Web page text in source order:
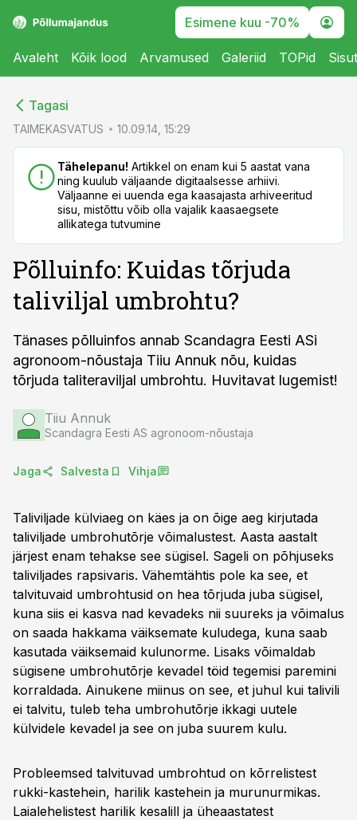
Esimene kuu -70%
Avaleht Kõik lood Arvamused Galeriid TOPid
Tagasi
TAIMEKASVATUS 10.09.14, 15:29
Tähelepanu! Artikkel on enam kui 5 aastat vana
ning kuulub väljaande digitaalsesse arhiivi.
Väljaanne ei uuenda ega kaasajasta arhiveeritud
sisu, mistõttu võib olla vajalik kaasaegsete
allikatega tutvumine
Põlluinfo: Kuidas tõrjuda
taliviljal umbrohtu?
Tänases põlluinfos annab Scandagra Eesti ASi
agronoom-nõustaja Tiiu Annuk nõu, kuidas
tõrjuda taliteraviljal umbrohtu. Huvitavat lugemist!
Tiiu Annuk
Scandagra Eesti AS agronoom-nõustaja
Jaga Salvesta Vihja
Taliviljade külviaeg on käes ja on õige aeg kirjutada
taliviljade umbrohutõrje võimalustest. Aasta aastalt
järjest enam tehakse see sügisel. Sageli on põhjuseks
taliviljades rapsivaris. Vähemtähtis pole ka see, et
talvituvaid umbrohtusid on hea tõrjuda juba sügisel,
kuna siis ei kasva nad kevadeks nii suureks ja võimalus
on saada hakkama väiksemate kuludega, kuna saab
kasutada väiksemaid kulunorme. Lisaks võimaldab
sügisene umbrohutõrje kevadel töid tegemisi paremini
korraldada. Ainukene miinus on see, et juhul kui talivili
ei talvitu, tuleb teha umbrohutõrje ikkagi uutele
külvidele kevadel ja see on juba suurem kulu.
Probleemsed talvituvad umbrohtud on kõrrelistest
rukki-kastehein, harilik kastehein ja murunurmikas.
Laialehelistest harilik kesalill ja üheaastatest